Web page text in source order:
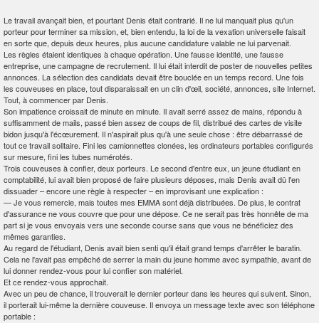
Le travail avançait bien, et pourtant Denis était contrarié. Il ne lui manquait plus qu'un
porteur pour terminer sa mission, et, bien entendu, la loi de la vexation universelle faisait
en sorte que, depuis deux heures, plus aucune candidature valable ne lui parvenait.
Les règles étaient identiques à chaque opération. Une fausse identité, une fausse
entreprise, une campagne de recrutement. Il lui était interdit de poster de nouvelles petites
annonces. La sélection des candidats devait être bouclée en un temps record. Une fois
les couveuses en place, tout disparaissait en un clin d'œil, société, annonces, site Internet.
Tout, à commencer par Denis.
Son impatience croissait de minute en minute. Il avait serré assez de mains, répondu à
suffisamment de mails, passé bien assez de coups de fil, distribué des cartes de visite
bidon jusqu'à l'écœurement. Il n'aspirait plus qu'à une seule chose : être débarrassé de
tout ce travail solitaire. Fini les camionnettes clonées, les ordinateurs portables configurés
sur mesure, fini les tubes numérotés.
Trois couveuses à confier, deux porteurs. Le second d'entre eux, un jeune étudiant en
comptabilité, lui avait bien proposé de faire plusieurs déposes, mais Denis avait dû l'en
dissuader – encore une règle à respecter – en improvisant une explication :
—Je vous remercie, mais toutes mes EMMA sont déjà distribuées. De plus, le contrat
d'assurance ne vous couvre que pour une dépose. Ce ne serait pas très honnête de ma
part si je vous envoyais vers une seconde course sans que vous ne bénéficiez des
mêmes garanties.
Au regard de l'étudiant, Denis avait bien senti qu'il était grand temps d'arrêter le baratin.
Cela ne l'avait pas empêché de serrer la main du jeune homme avec sympathie, avant de
lui donner rendez-vous pour lui confier son matériel.
Et ce rendez-vous approchait.
Avec un peu de chance, il trouverait le dernier porteur dans les heures qui suivent. Sinon,
il porterait lui-même la dernière couveuse. Il envoya un message texte avec son téléphone
portable :